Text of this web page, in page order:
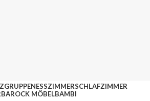
ESSZIMMERSCHLAFZIMMER
BAROCK MÖBELBAMBI